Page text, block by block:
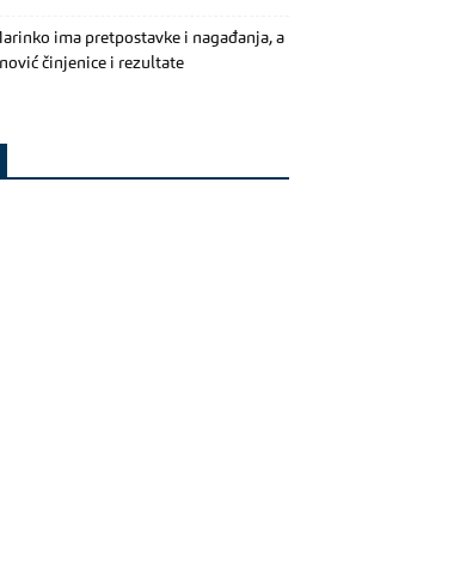
ima pretpostavke i nagađanja, a
činjenice i rezultate